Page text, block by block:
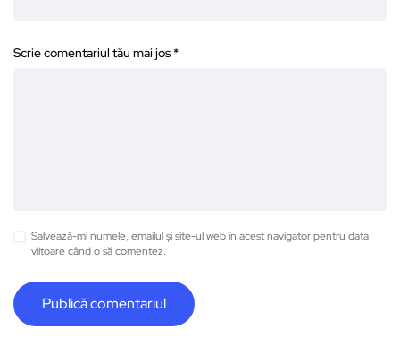
Scrie comentariul tău mai jos *
Salvează-mi numele, emailul și site-ul web în acest navigator pentru data
viitoare când o să comentez.